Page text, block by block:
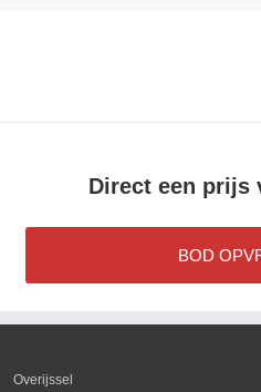
Direct een prijs
BOD
Overijssel